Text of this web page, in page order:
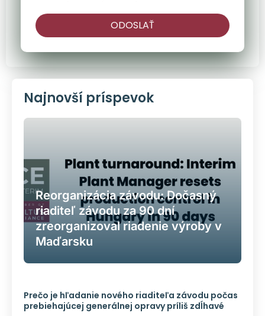
ODOSLAŤ
Najnovší príspevok
Reorganizácia závodu: Dočasný
riaditeľ závodu za 90 dní
zreorganizoval riadenie výroby v
Maďarsku
Prečo je hľadanie nového riaditeľa závodu počas
prebiehajúcej generálnej opravy príliš zdĺhavé